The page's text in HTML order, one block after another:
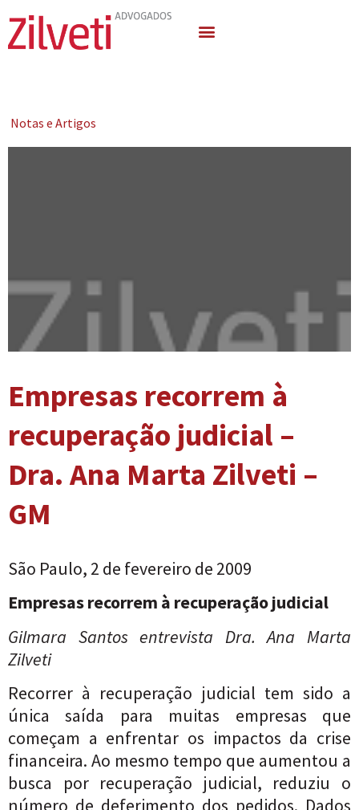
Notas e Artigos
Empresas recorrem à
recuperação judicial –
Dra. Ana Marta Zilveti –
GM
São Paulo, 2 de fevereiro de 2009
Empresas recorrem à recuperação judicial
Gilmara Santos entrevista Dra. Ana Marta
Zilveti
Recorrer à recuperação judicial tem sido a
única saída para muitas empresas que
começam a enfrentar os impactos da crise
financeira. Ao mesmo tempo que aumentou a
busca por recuperação judicial, reduziu o
número de deferimento dos pedidos. Dados